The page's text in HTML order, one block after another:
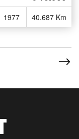
1977 40.687 Km